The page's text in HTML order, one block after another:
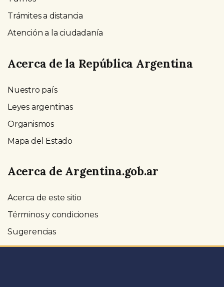
Trámites a distancia
Atención a la ciudadanía
Acerca de la República Argentina
Nuestro país
Leyes argentinas
Organismos
Mapa del Estado
Acerca de Argentina.gob.ar
Acerca de este sitio
Términos y condiciones
Sugerencias